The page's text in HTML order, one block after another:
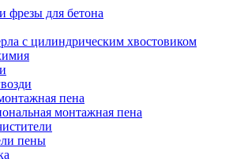
фрезы для бетона
с цилиндрическим хвостовиком
пена
монтажная пена
пены